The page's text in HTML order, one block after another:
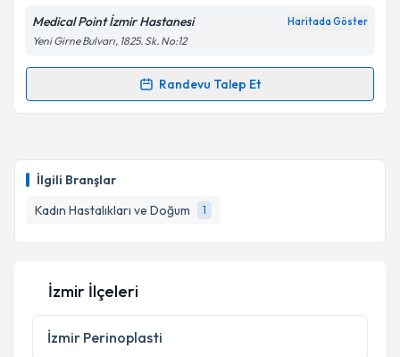
İlgili Branşlar
Kadın Hastalıkları ve Doğum
1
Kişisel verilerimin işlenmesine ilişkin
Aydınlatma
Metni 'ni okudum ve kişisel verilerimin belirtilen
kapsamda işlenmesini kabul ediyorum.
Medical Point İzmir Hastanesi Haritada Göster
Yeni Girne Bulvarı, 1825. Sk. No:12
Randevu Talep Et
Randevu Takvimi Talebi
takvim hazırlandığında e-posta ile bilgilendireceğiz.
Kişisel verilerimin işlenmesine ilişkinAydınlatma
Metni
'ni okudum ve kişisel verilerimin belirtilen
kapsamda işlenmesini kabul ediyorum.
İzmir İlçeleri
İzmir Perinoplasti